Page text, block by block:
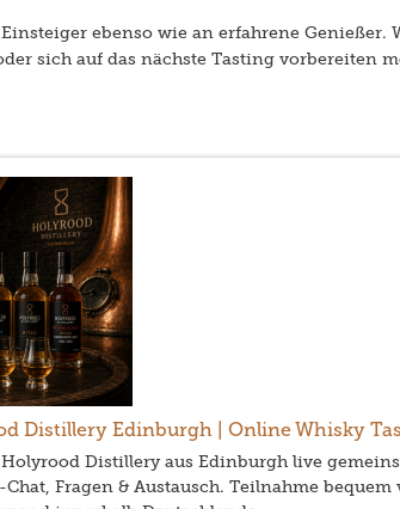
ebenso wie an erfahrene Genießer.
sich auf das nächste Tasting vorbereiten
Distillery Edinburgh | Online Whisky
Distillery aus Edinburgh live
Fragen & Austausch. Teilnahme bequem